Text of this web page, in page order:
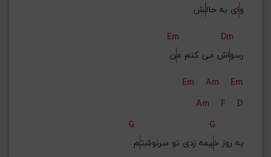
وای به حالش
Em
Dm
رسواش می کنم من
Em
Am
Em
Am
F
D
G
G
یه روز خیمه زدی تو سرنوشتم